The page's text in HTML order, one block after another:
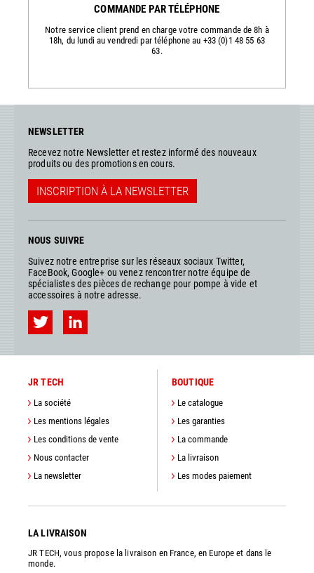
COMMANDE PAR TÉLÉPHONE
Notre service client prend en charge votre commande de 8h à
18h, du lundi au vendredi par téléphone au +33 (0)1 48 55 63
63.
NEWSLETTER
Recevez notre Newsletter et restez informé des nouveaux
produits ou des promotions en cours.
INSCRIPTION À LA NEWSLETTER
NOUS SUIVRE
Suivez notre entreprise sur les réseaux sociaux Twitter,
FaceBook, Google+ ou venez rencontrer notre équipe de
spécialistes des pièces de rechange pour pompe à vide et
accessoires à notre adresse.
JR TECH
La société
Les mentions légales
Les conditions de vente
Nous contacter
La newsletter
BOUTIQUE
Le catalogue
Les garanties
La commande
La livraison
Les modes paiement
LA LIVRAISON
JR TECH, vous propose la livraison en France, en Europe et dans le
monde.